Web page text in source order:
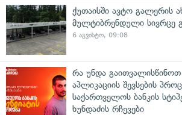
ქუთაისში ავტო გალერის
მულტიბრენდული სივრცე
6 აგვისტო, 09:08
რა უნდა
აპლიკაციის შევსების
საქართველოს ბანკის
ხუნდაძის რჩევები